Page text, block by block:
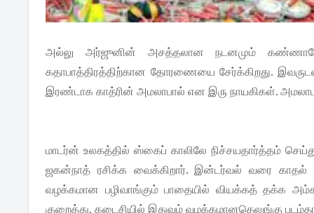
அல்லு அர்ஜுனின் அசத்தலான நடனமும்
கதாபாத்திரத்திற்கான தோரணையை சேர்க்கிறது.
இரண்டாக காத்ரின் அமலாபால் என இரு நாயகிகள்.
மாடர்ன் உலகத்தில் ஸ்கைப் காலிலே நிச்சயதார்த்தம்
ஜகன்நாத் ரசிக்க வைக்கிறார். இன்டர்வல் வரை காதல்
வழக்கமான பழிவாங்கும் பாதையில் வியக்கத் தக்க
குறைத்து, கடைசியில் இதுவும் வழக்கமானதெலுங்கு